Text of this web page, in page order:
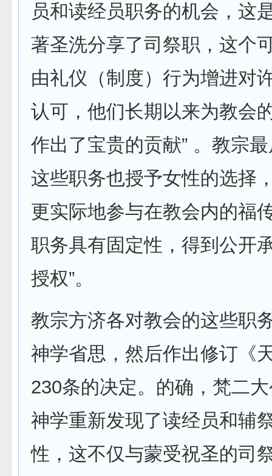
员和读经员职务的机会，这
著圣洗分享了司祭职，这个
由礼仪（制度）行为增进对
认可，他们长期以来为教会
作出了宝贵的贡献” 。教宗
这些职务也授予女性的选择
更实际地参与在教会内的福
职务具有固定性，得到公开
授权”。
教宗方济各对教会的这些职
神学省思，然后作出修订《
230条的决定。的确，梵二
神学重新发现了读经员和辅
性，这不仅与蒙受祝圣的司